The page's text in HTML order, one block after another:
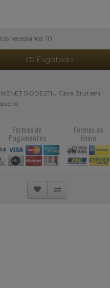
necessários: 10
Esgotado
RODESTIU Cava Brut em
0
Formas de
Pagamentos
Formas de
Envio